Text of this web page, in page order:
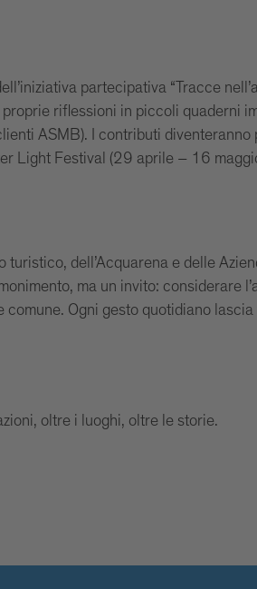
partecipativa “Tracce
riflessioni in piccoli quaderni
ASMB). I contributi diventeranno
Light Festival (29 aprile – 16
dell’Acquarena e delle
ma un invito: considerare
Ogni gesto quotidiano
oltre i luoghi, oltre le storie.